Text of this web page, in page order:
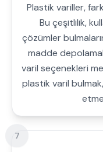
Plastik variller,
Bu çeşitlilik,
çözümler
madde
varil seçenekleri
plastik varil
7